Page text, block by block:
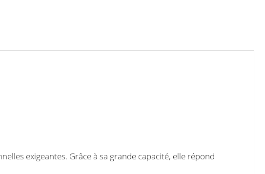
exigeantes. Grâce à sa grande capacité, elle répond